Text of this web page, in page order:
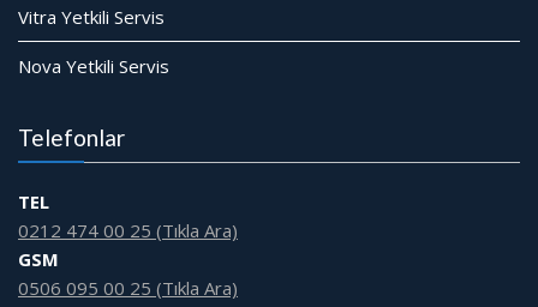
Vitra Yetkili Servis
Nova Yetkili Servis
Telefonlar
TEL
0212 474 00 25 (Tıkla Ara)
GSM
0506 095 00 25 (Tıkla Ara)